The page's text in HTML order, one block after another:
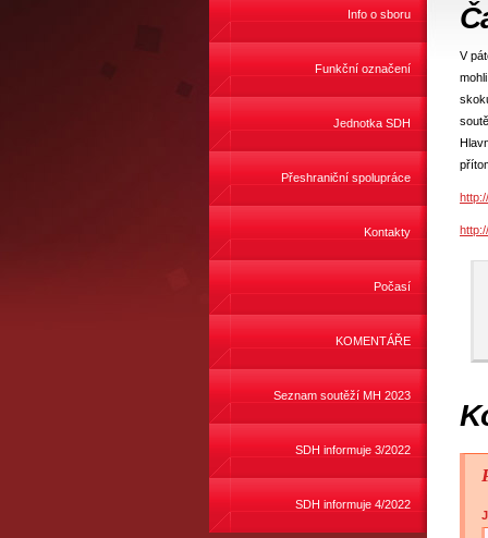
Info o sboru
Funkční označení
Jednotka SDH
Přeshraniční spolupráce
Kontakty
Počasí
KOMENTÁŘE
Seznam soutěží MH 2023
SDH informuje 3/2022
SDH informuje 4/2022
V